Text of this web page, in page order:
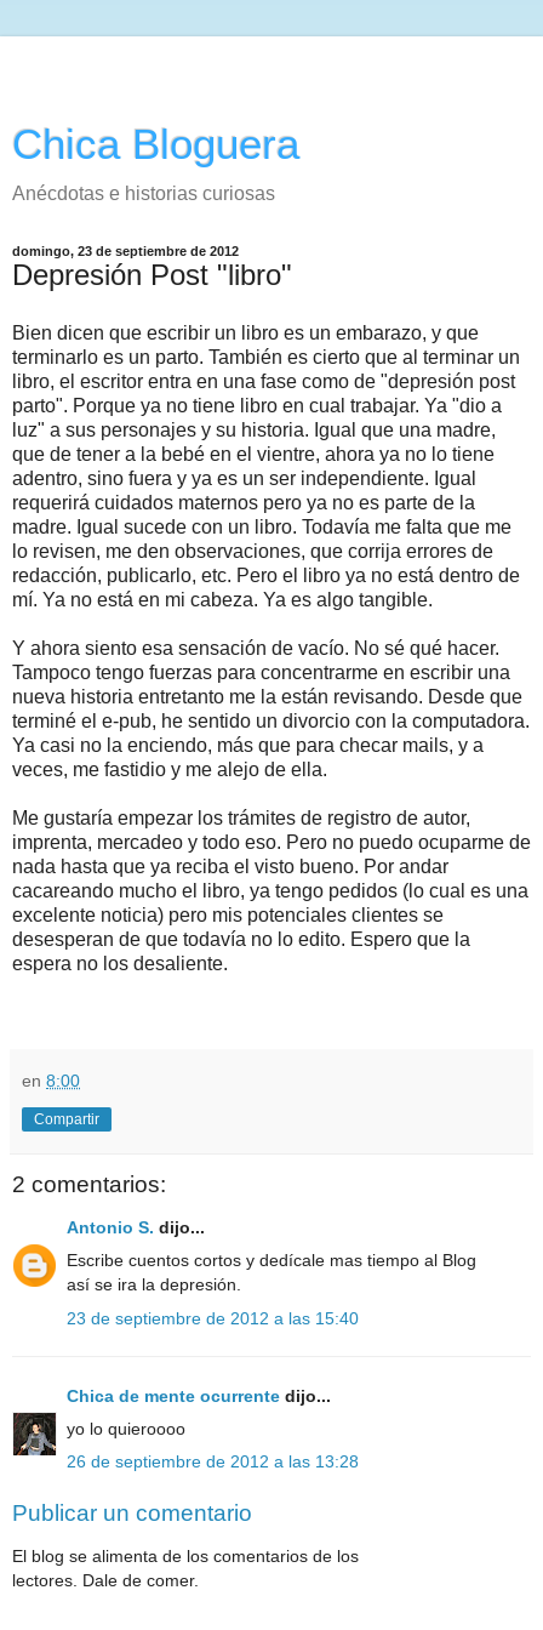
Chica Bloguera
Anécdotas e historias curiosas
domingo, 23 de septiembre de 2012
Depresión Post "libro"
Bien dicen que escribir un libro es un embarazo, y que
terminarlo es un parto. También es cierto que al terminar un
libro, el escritor entra en una fase como de "depresión post
parto". Porque ya no tiene libro en cual trabajar. Ya "dio a
luz" a sus personajes y su historia. Igual que una madre,
que de tener a la bebé en el vientre, ahora ya no lo tiene
adentro, sino fuera y ya es un ser independiente. Igual
requerirá cuidados maternos pero ya no es parte de la
madre. Igual sucede con un libro. Todavía me falta que me
lo revisen, me den observaciones, que corrija errores de
redacción, publicarlo, etc. Pero el libro ya no está dentro de
mí. Ya no está en mi cabeza. Ya es algo tangible.
Y ahora siento esa sensación de vacío. No sé qué hacer.
Tampoco tengo fuerzas para concentrarme en escribir una
nueva historia entretanto me la están revisando. Desde que
terminé el e-pub, he sentido un divorcio con la computadora.
Ya casi no la enciendo, más que para checar mails, y a
veces, me fastidio y me alejo de ella.
Me gustaría empezar los trámites de registro de autor,
imprenta, mercadeo y todo eso. Pero no puedo ocuparme de
nada hasta que ya reciba el visto bueno. Por andar
cacareando mucho el libro, ya tengo pedidos (lo cual es una
excelente noticia) pero mis potenciales clientes se
desesperan de que todavía no lo edito. Espero que la
espera no los desaliente.
en 8:00
Compartir
2 comentarios:
Antonio S. dijo...
Escribe cuentos cortos y dedícale mas tiempo al Blog
así se ira la depresión.
23 de septiembre de 2012 a las 15:40
Chica de mente ocurrente dijo...
yo lo quieroooo
26 de septiembre de 2012 a las 13:28
Publicar un comentario
El blog se alimenta de los comentarios de los
lectores. Dale de comer.